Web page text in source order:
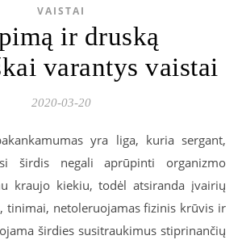
VAISTAI
ir druską
varantys vaistai
2020-03-20
yra liga, kuria sergant,
širdis negali aprūpinti organizmo
kraujo kiekiu, todėl atsiranda įvairių
tinimai, netoleruojamas fizinis krūvis ir
širdies susitraukimus stiprinančių